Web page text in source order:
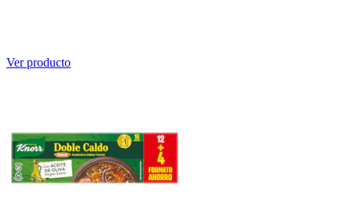
Ver producto